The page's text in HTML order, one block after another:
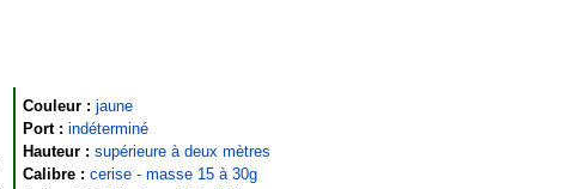
Couleur : jaune
Port : indéterminé
Hauteur : supérieure à deux mètres
Calibre : cerise - masse 15 à 30g